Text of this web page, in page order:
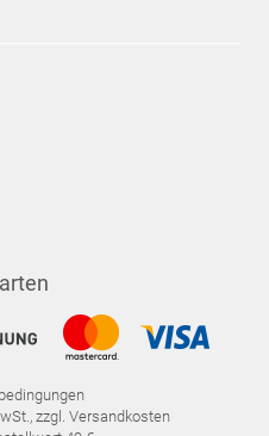
zzgl. Versandkosten